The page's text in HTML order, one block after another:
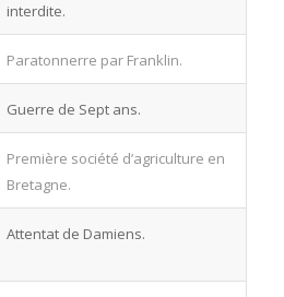
interdite.
Paratonnerre par Franklin.
Guerre de Sept ans.
Première société d’agriculture en
Bretagne.
Attentat de Damiens.